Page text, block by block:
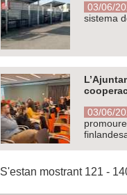
03/06/
sistema
03/06/
S'estan mostrant 121 -